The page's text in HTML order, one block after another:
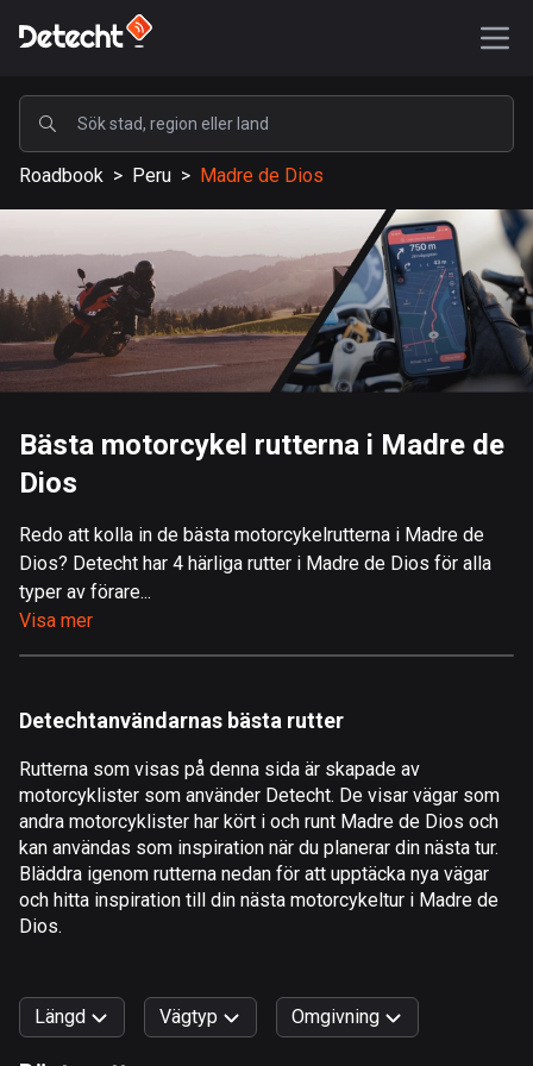
POPULÄRA
USA
587422 rutter
Sverige
203334 rutter
Storbritannien
115208 rutter
Åland
517 rutter
Algeriet
Amerikanska Jungfruöarna
1 rutt
Andorra
62 rutter
1 rutt
Roadbook > Peru > Madre de Dios
Bästa motorcykel rutterna i Madre de
Dios
Redo att kolla in de bästa motorcykelrutterna i Madre de
Dios? Detecht har 4 härliga rutter i Madre de Dios för alla
typer av förare...
Visa mer
Detechtanvändarnas bästa rutter
Rutterna som visas på denna sida är skapade av
motorcyklister som använder Detecht. De visar vägar som
andra motorcyklister har kört i och runt Madre de Dios och
kan användas som inspiration när du planerar din nästa tur.
Bläddra igenom rutterna nedan för att upptäcka nya vägar
och hitta inspiration till din nästa motorcykeltur i Madre de
Dios.
Längd Vägtyp Omgivning